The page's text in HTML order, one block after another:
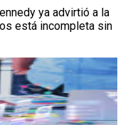
ya advirtió a la
está incompleta sin